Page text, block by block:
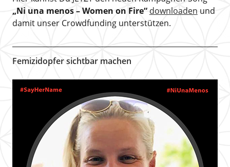
„Ni una menos – Women on Fire“downloaden und
damit unser Crowdfunding unterstützen.
Femizidopfer sichtbar machen